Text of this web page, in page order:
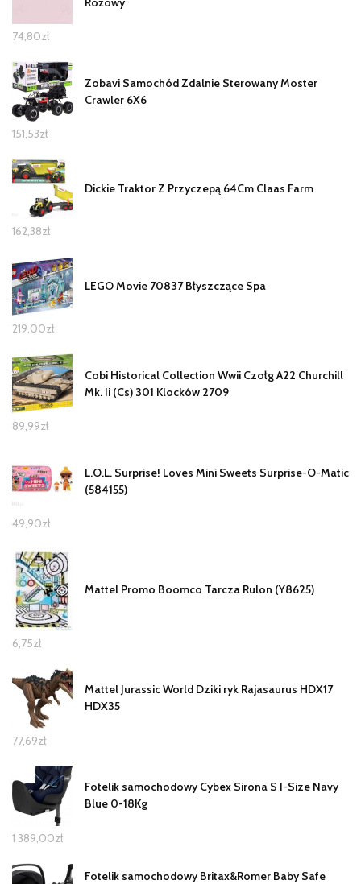
74,80zł
Zobavi Samochód Zdalnie Sterowany Moster
Crawler 6X6
151,53zł
Dickie Traktor Z Przyczepą 64Cm Claas Farm
162,38zł
LEGO Movie 70837 Błyszczące Spa
219,00zł
Cobi Historical Collection Wwii Czołg A22 Churchill
Mk. Ii (Cs) 301 Klocków 2709
89,99zł
L.O.L. Surprise! Loves Mini Sweets Surprise-O-Matic
(584155)
49,90zł
Mattel Promo Boomco Tarcza Rulon (Y8625)
6,75zł
Mattel Jurassic World Dziki ryk Rajasaurus HDX17
HDX35
77,69zł
Fotelik samochodowy Cybex Sirona S I-Size Navy
Blue 0-18Kg
1 389,00zł
Fotelik samochodowy Britax&Romer Baby Safe